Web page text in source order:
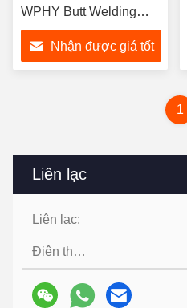
Liên lạc
Liên lạc:
Điện thoại:
WPHY Butt Welding
Fittings Equal Tee cho
các kết nối ống và ống
Nhận được giá tốt
1